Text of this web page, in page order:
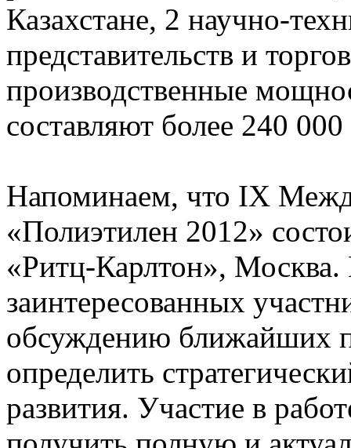
Казахстане, 2 научно-
представительств и
производственные
составляют более 240
Напоминаем, что IX
«Полиэтилен 2012»
«Ритц-Карлтон», Москва.
заинтересованных
обсуждению ближайших
определить
развития. Участие в